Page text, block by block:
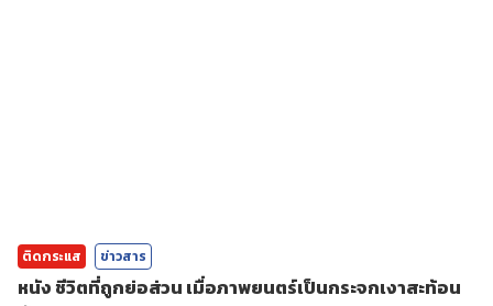
ติดกระแส ข่าวสาร
หนัง ชีวิตที่ถูกย่อส่วน เมื่อภาพยนตร์เป็นกระจกเงาสะท้อน